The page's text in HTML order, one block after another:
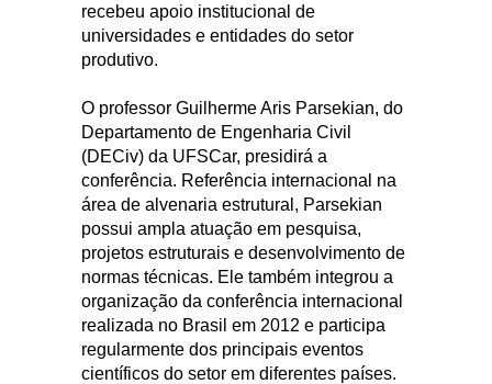
recebeu apoio institucional de
universidades e entidades do setor
produtivo.
O professor Guilherme Aris Parsekian, do
Departamento de Engenharia Civil
(DECiv) da UFSCar, presidirá a
conferência. Referência internacional na
área de alvenaria estrutural, Parsekian
possui ampla atuação em pesquisa,
projetos estruturais e desenvolvimento de
normas técnicas. Ele também integrou a
organização da conferência internacional
realizada no Brasil em 2012 e participa
regularmente dos principais eventos
científicos do setor em diferentes países.